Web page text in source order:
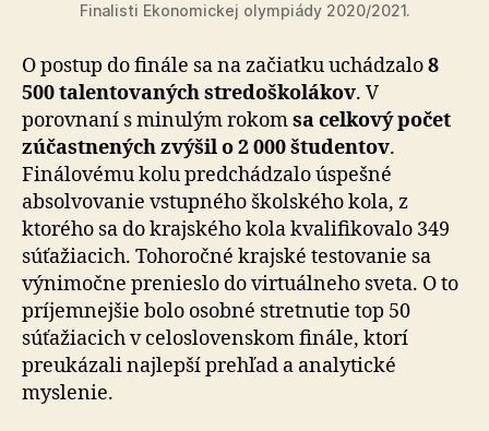
Finalisti Ekonomickej olympiády 2020/2021.
O postup do finále sa na začiatku uchádzalo8
500 talentovaných stredoškolákov. V
porovnaní s minulým rokomsa celkový počet
zúčastnených zvýšil o 2 000 študentov.
Finálovému kolu predchádzalo úspešné
absolvovanie vstupného školského kola, z
ktorého sa do krajského kola kvalifikovalo 349
súťažiacich. Tohoročné krajské testovanie sa
výnimočne prenieslo do virtuálneho sveta. O to
príjemnejšie bolo osobné stretnutie top 50
súťažiacich v celoslovenskom finále, ktorí
preukázali najlepší prehľad a analytické
myslenie.